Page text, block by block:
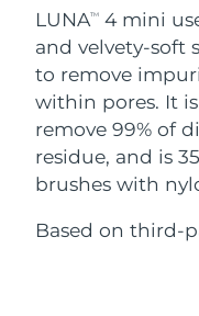
LUNATM 4 mini
and velvety-soft
to remove
within pores. It
remove 99% of
residue, and is
brushes with
Based on third-
AllSerum
issa™
18% PAP
Kosmetyki
Kupuj
Gibraltar
Grecja
SRA Hongkong
(Chiny)